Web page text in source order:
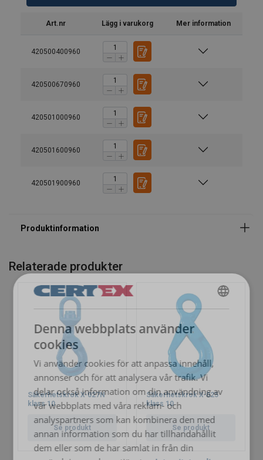
Art.nr Lägg i varukorg Mer information
420500400960
420500670960
420501000960
420501600960
420501900960
Material:
Arbetstemperatur:
Standard:
Säkerhetsfaktor:
Klass:
Relaterade produkter
Säkerhetskrok X-027N
klass 10
Se produkt
Säkerhetskrok X-025
klass 10
Se produkt
SWEDISH
ENGLISH TRANSLATION
Denna webbplats använder
cookies
Vi använder cookies för att anpassa innehåll,
annonser och för att analysera vår trafik. Vi
delar också information om din användning av
vår webbplats med våra reklam- och
analyspartners som kan kombinera den med
annan information som du har tillhandahållit
dem eller som de har samlat in från din